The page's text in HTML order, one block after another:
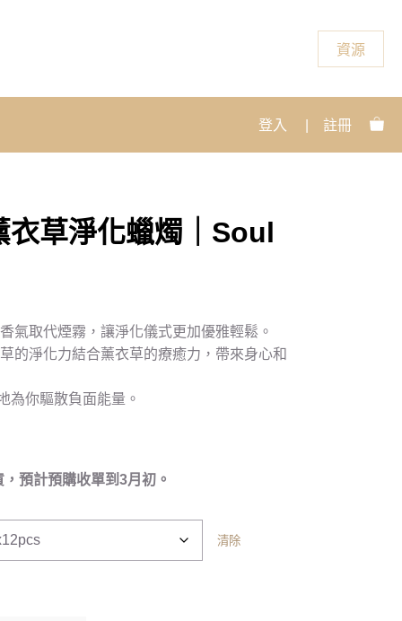
資源
登入 註冊
衣草淨化蠟燭｜Soul
氣取代煙霧，讓淨化儀式更加優雅輕鬆。
的淨化力結合薰衣草的療癒力，帶來身心和
為你驅散負面能量。
預計預購收單到3月初。
清除